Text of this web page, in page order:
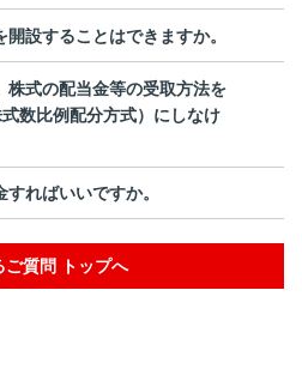
設することはできますか。
株式の配当金等の受取方法を
数比例配分方式）にしなけ
ればいいですか。
ご質問 トップへ